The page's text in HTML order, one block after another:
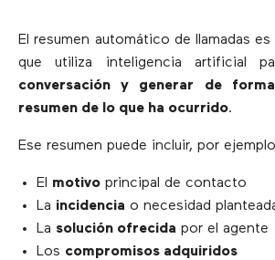
El resumen automático de llamadas
que utiliza inteligencia artificial
conversación y generar de
resumen de lo que ha ocurrido.
Ese resumen puede incluir, por
El motivo principal de contacto
La incidencia o necesidad
La solución ofrecida por el agente
Los compromisos adquiridos